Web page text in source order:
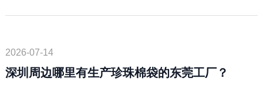
2026-07-14
深圳周边哪里有生产珍珠棉袋的东莞工厂？